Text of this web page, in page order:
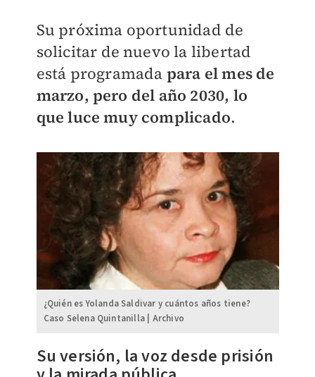
Su próxima oportunidad de
solicitar de nuevo la libertad
está programada para el mes de
marzo, pero del año 2030, lo
que luce muy complicado.
¿Quién es Yolanda Saldivar y cuántos años tiene?
Caso Selena Quintanilla | Archivo
Su versión, la voz desde prisión